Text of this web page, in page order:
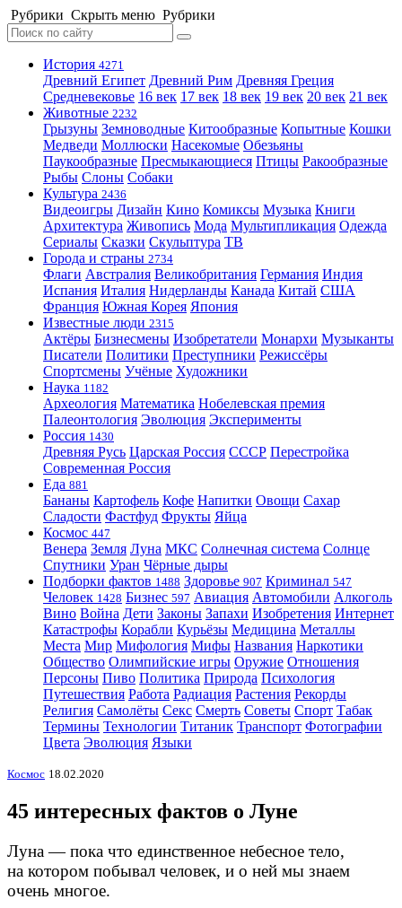
Рубрики Скрыть меню Рубрики
История 4271
Древний Египет Древний Рим Древняя Греция
Средневековье 16 век 17 век 18 век 19 век 20 век 21 век
Животные 2232
Грызуны Земноводные Китообразные Копытные Кошки
Медведи Моллюски Насекомые Обезьяны
Паукообразные Пресмыкающиеся Птицы Ракообразные
Рыбы Слоны Собаки
Культура 2436
Видеоигры Дизайн Кино Комиксы Музыка Книги
Архитектура Живопись Мода Мультипликация Одежда
Сериалы Сказки Скульптура ТВ
Города и страны 2734
Флаги Австралия Великобритания Германия Индия
Испания Италия Нидерланды Канада Китай США
Франция Южная Корея Япония
Известные люди 2315
Актёры Бизнесмены Изобретатели Монархи Музыканты
Писатели Политики Преступники Режиссёры
Спортсмены Учёные Художники
Наука 1182
Археология Математика Нобелевская премия
Палеонтология Эволюция Эксперименты
Россия 1430
Древняя Русь Царская Россия СССР Перестройка
Современная Россия
Еда 881
Бананы Картофель Кофе Напитки Овощи Сахар
Сладости Фастфуд Фрукты Яйца
Космос 447
Венера Земля Луна МКС Солнечная система Солнце
Спутники Уран Чёрные дыры
Подборки фактов 1488 Здоровье 907 Криминал 547
Человек 1428 Бизнес 597 Авиация Автомобили Алкоголь
Вино Война Дети Законы Запахи Изобретения Интернет
Катастрофы Корабли Курьёзы Медицина Металлы
Места Мир Мифология Мифы Названия Наркотики
Общество Олимпийские игры Оружие Отношения
Персоны Пиво Политика Природа Психология
Путешествия Работа Радиация Растения Рекорды
Религия Самолёты Секс Смерть Советы Спорт Табак
Термины Технологии Титаник Транспорт Фотографии
Цвета Эволюция Языки
Космос 18.02.2020
45 интересных фактов о Луне
Луна — пока что единственное небесное тело,
на котором побывал человек, и о ней мы знаем
очень многое.